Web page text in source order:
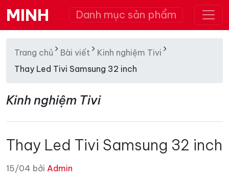
MINH Danh mục sản phẩm
Trang chủ Bài viết
Kinh nghiệm Tivi
Thay Led Tivi Samsung 32 inch
Kinh nghiệm Tivi
Thay Led Tivi Samsung 32 inch
15/04 bởi Admin